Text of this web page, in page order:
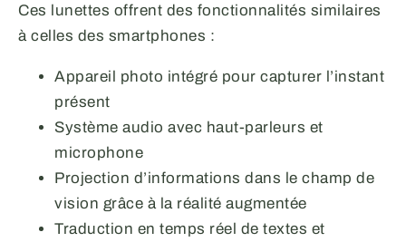
Ces lunettes offrent des fonctionnalités similaires
à celles des smartphones :
Appareil photo intégré pour capturer l’instant
présent
Système audio avec haut-parleurs et
microphone
Projection d’informations dans le champ de
vision grâce à la réalité augmentée
Traduction en temps réel de textes et